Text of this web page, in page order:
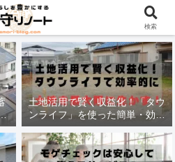
と流通状況！
土地活用で賢く収益化！「タウ
ンライフ」を使った簡単・効率
的な方法
検索